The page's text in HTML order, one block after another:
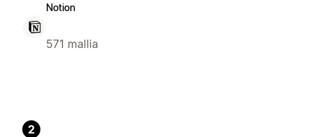
Notion
571 mallia
2